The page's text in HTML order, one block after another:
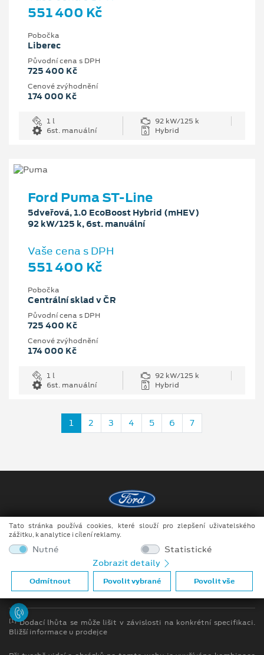
551 400 Kč
Pobočka
Liberec
Původní cena s DPH
725 400 Kč
Cenové zvýhodnění
174 000 Kč
1 l
92 kW/125 k
6st. manuální
Hybrid
Ford Puma ST-Line
5dveřová, 1.0 EcoBoost Hybrid (mHEV)
92 kW/125 k, 6st. manuální
Vaše cena s DPH
551 400 Kč
Pobočka
Centrální sklad v ČR
Původní cena s DPH
725 400 Kč
Cenové zvýhodnění
174 000 Kč
1 l
92 kW/125 k
6st. manuální
Hybrid
1 2 3 4 5 6 7
Copyright ©2026 DOKAR, spol. s r.o.
Obchodní podmínky
Ochrana osobních údajů
Prohlášení o zpracování údajů konečných zákazníků
[1]Dodací lhůta se může lišit v závislosti na konkrétní specifikaci.
Bližší informace u prodejce
Tato stránka používá cookies, které slouží pro zlepšení uživatelského
zážitku, k analytice i cílení reklamy.
Nutné
Statistické
Zobrazit detaily
Odmítnout Povolit vybrané Povolit vše